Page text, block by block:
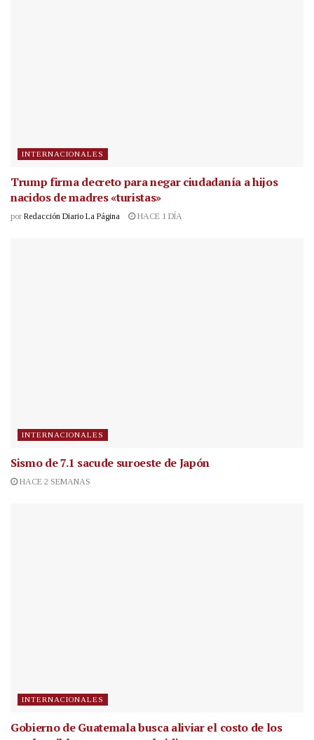
INTERNACIONALES
Trump firma decreto para negar ciudadanía a hijos
nacidos de madres «turistas»
por Redacción Diario La Página HACE 1 DÍA
INTERNACIONALES
Sismo de 7.1 sacude suroeste de Japón
HACE 2 SEMANAS
INTERNACIONALES
Gobierno de Guatemala busca aliviar el costo de los